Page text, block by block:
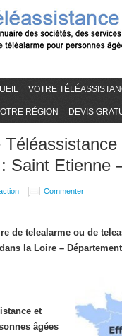
VOTRE
RÉGION DEVIS
Téléassistance
Saint Etienne
Commenter
de telealarme ou de
la Loire –
et
âgées